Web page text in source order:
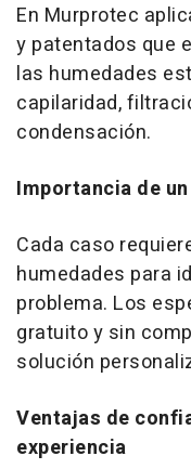
En Murprotec
y patentados que
las humedades
capilaridad,
condensación.
Importancia de
Cada caso
humedades para
problema. Los
gratuito y sin
solución
Ventajas de
experiencia